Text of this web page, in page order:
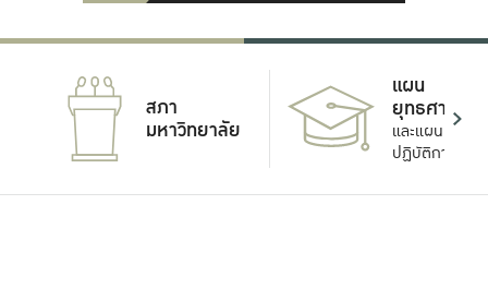
สภา
มหาวิทยาลัย
แผน
ยุทธศาสตร์
และแผน
ปฏิบัติการ